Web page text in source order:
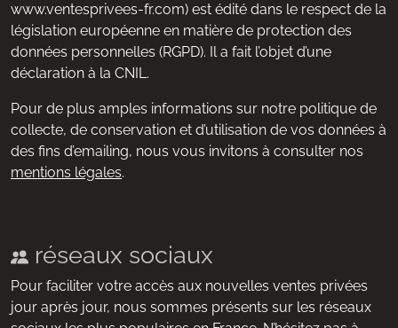
www.ventesprivees-fr.com) est édité dans le respect de la
législation européenne en matière de protection des
données personnelles (RGPD). Il a fait l’objet d’une
déclaration à la CNIL.
Pour de plus amples informations sur notre politique de
collecte, de conservation et d’utilisation de vos données à
des fins d’emailing, nous vous invitons à consulter nos
mentions légales.
réseaux sociaux
Pour faciliter votre accès aux nouvelles ventes privées
jour après jour, nous sommes présents sur les réseaux